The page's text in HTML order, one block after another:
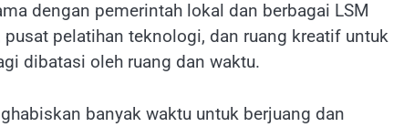
dengan pemerintah lokal dan berbagai LSM
pelatihan teknologi, dan ruang kreatif untuk
dibatasi oleh ruang dan waktu.
banyak waktu untuk berjuang dan